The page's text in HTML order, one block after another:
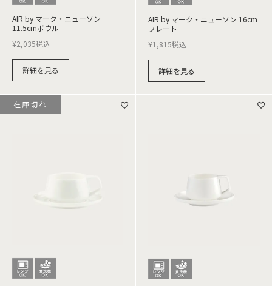
AIR by マーク・ニューソン
11.5cmボウル
¥2,035税込
詳細を見る
AIR by マーク・ニューソン 16cm
プレート
¥1,815税込
詳細を見る
在庫切れ